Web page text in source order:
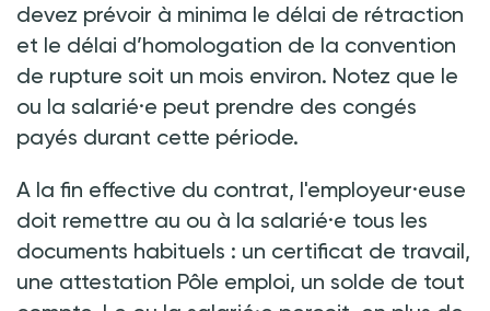
devez prévoir à minima le délai de rétraction
et le délai d’homologation de la convention
de rupture soit un mois environ. Notez que le
ou la salarié·e peut prendre des congés
payés durant cette période.
A la fin effective du contrat, l'employeur·euse
doit remettre au ou à la salarié·e tous les
documents habituels : un certificat de travail,
une attestation Pôle emploi, un solde de tout